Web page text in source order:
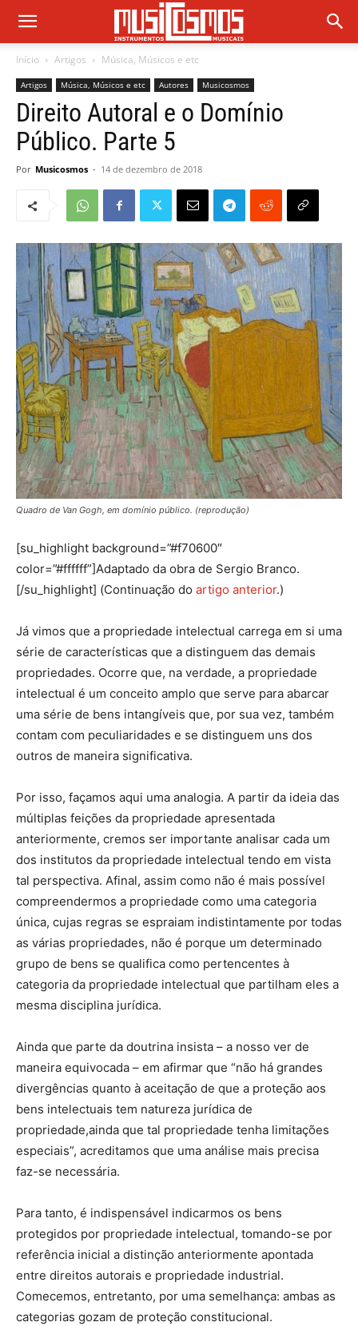
Início Artigos Música, Músicos e etc
Artigos Música, Músicos e etc Autores Musicosmos
Direito Autoral e o Domínio
Público. Parte 5
Por Musicosmos - 14 de dezembro de 2018
Quadro de Van Gogh, em domínio público. (reprodução)
[su_highlight background=”#f70600″
color=”#ffffff”]Adaptado da obra de Sergio Branco.
[/su_highlight] (Continuação do artigo anterior.)
Já vimos que a propriedade intelectual carrega em si uma
série de características que a distinguem das demais
propriedades. Ocorre que, na verdade, a propriedade
intelectual é um conceito amplo que serve para abarcar
uma série de bens intangíveis que, por sua vez, também
contam com peculiaridades e se distinguem uns dos
outros de maneira significativa.
Por isso, façamos aqui uma analogia. A partir da ideia das
múltiplas feições da propriedade apresentada
anteriormente, cremos ser importante analisar cada um
dos institutos da propriedade intelectual tendo em vista
tal perspectiva. Afinal, assim como não é mais possível
compreendermos a propriedade como uma categoria
única, cujas regras se espraiam indistintamente por todas
as várias propriedades, não é porque um determinado
grupo de bens se qualifica como pertencentes à
categoria da propriedade intelectual que partilham eles a
mesma disciplina jurídica.
Ainda que parte da doutrina insista – a nosso ver de
maneira equivocada – em afirmar que “não há grandes
divergências quanto à aceitação de que a proteção aos
bens intelectuais tem natureza jurídica de
propriedade,ainda que tal propriedade tenha limitações
especiais”, acreditamos que uma análise mais precisa
faz-se necessária.
Para tanto, é indispensável indicarmos os bens
protegidos por propriedade intelectual, tomando-se por
referência inicial a distinção anteriormente apontada
entre direitos autorais e propriedade industrial.
Comecemos, entretanto, por uma semelhança: ambas as
categorias gozam de proteção constitucional.